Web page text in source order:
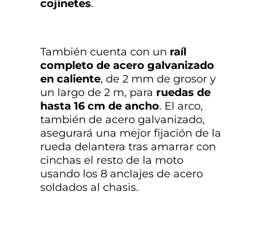
cojinetes.
También cuenta con un raíl
completo de acero galvanizado
en caliente, de 2 mm de grosor y
un largo de 2 m, para ruedas de
hasta 16 cm de ancho. El arco,
también de acero galvanizado,
asegurará una mejor fijación de la
rueda delantera tras amarrar con
cinchas el resto de la moto
usando los 8 anclajes de acero
soldados al chasis.